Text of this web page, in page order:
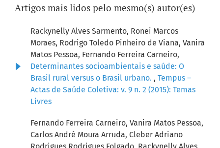
Artigos mais lidos pelo mesmo(s) autor(es)
Rackynelly Alves Sarmento, Ronei Marcos
Moraes, Rodrigo Toledo Pinheiro de Viana, Vanira
Matos Pessoa, Fernando Ferreira Carneiro,
Determinantes socioambientais e saúde: O
Brasil rural versus o Brasil urbano. , Tempus –
Actas de Saúde Coletiva: v. 9 n. 2 (2015): Temas
Livres
Fernando Ferreira Carneiro, Vanira Matos Pessoa,
Carlos André Moura Arruda, Cleber Adriano